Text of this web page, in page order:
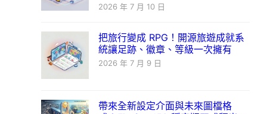
2026 年 7 月 10 日
把旅行變成 RPG！開源旅遊成就系
統讓足跡、徽章、等級一次擁有
2026 年 7 月 9 日
帶來全新設定介面與未來圖檔格